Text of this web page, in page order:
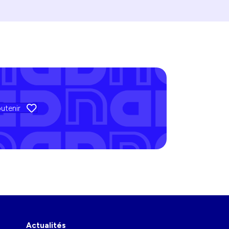
Actualités